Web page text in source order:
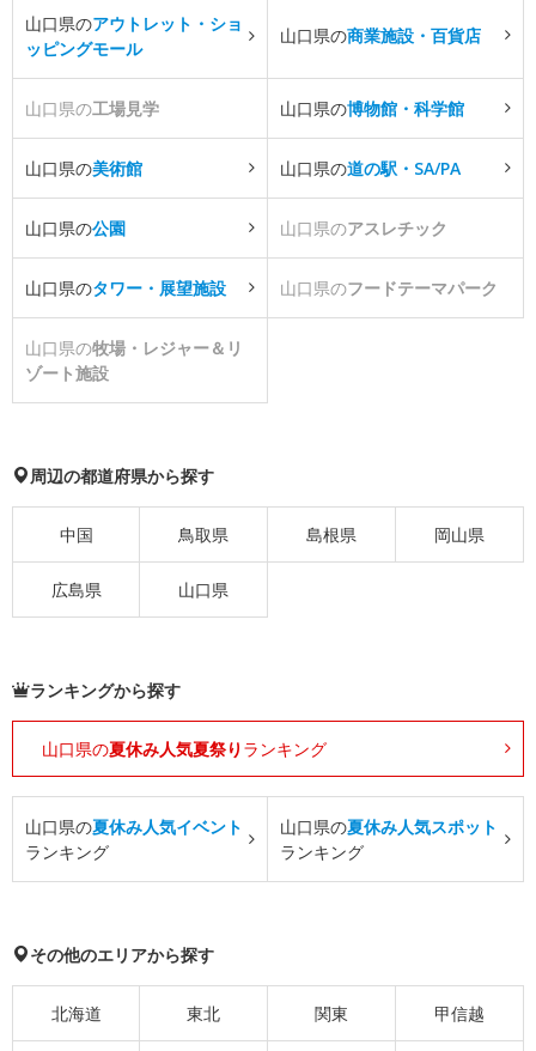
山口県のアウトレット・ショ
ッピングモール
山口県の商業施設・百貨店
山口県の工場見学 山口県の博物館・科学館
山口県の美術館 山口県の道の駅・SA/PA
山口県の公園 山口県のアスレチック
山口県のタワー・展望施設 山口県のフードテーマパーク
山口県の牧場・レジャー＆リ
ゾート施設
周辺の都道府県から探す
中国 鳥取県 島根県 岡山県
広島県 山口県
ランキングから探す
山口県の夏休み人気夏祭り ランキング
山口県の夏休み人気イベント
ランキング
山口県の夏休み人気スポット
ランキング
その他のエリアから探す
北海道 東北 関東 甲信越